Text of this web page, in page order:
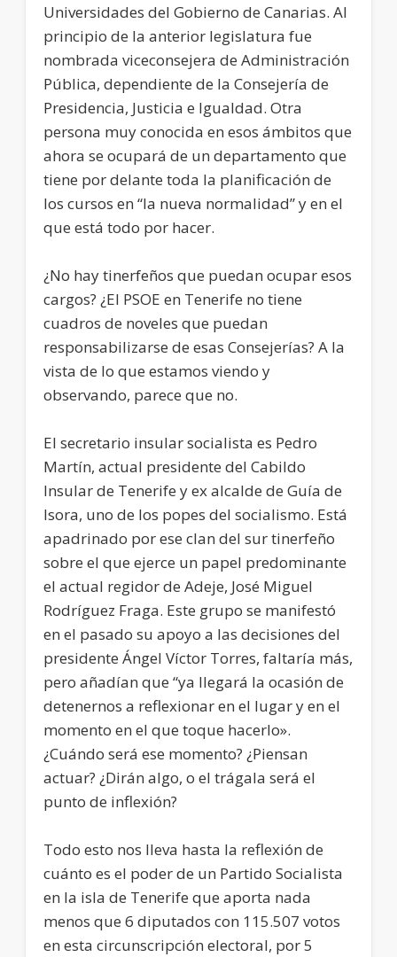
Universidades del Gobierno de Canarias. Al
principio de la anterior legislatura fue
nombrada viceconsejera de Administración
Pública, dependiente de la Consejería de
Presidencia, Justicia e Igualdad. Otra
persona muy conocida en esos ámbitos que
ahora se ocupará de un departamento que
tiene por delante toda la planificación de
los cursos en “la nueva normalidad” y en el
que está todo por hacer.
¿No hay tinerfeños que puedan ocupar esos
cargos? ¿El PSOE en Tenerife no tiene
cuadros de noveles que puedan
responsabilizarse de esas Consejerías? A la
vista de lo que estamos viendo y
observando, parece que no.
El secretario insular socialista es Pedro
Martín, actual presidente del Cabildo
Insular de Tenerife y ex alcalde de Guía de
Isora, uno de los popes del socialismo. Está
apadrinado por ese clan del sur tinerfeño
sobre el que ejerce un papel predominante
el actual regidor de Adeje, José Miguel
Rodríguez Fraga. Este grupo se manifestó
en el pasado su apoyo a las decisiones del
presidente Ángel Víctor Torres, faltaría más,
pero añadían que “ya llegará la ocasión de
detenernos a reflexionar en el lugar y en el
momento en el que toque hacerlo».
¿Cuándo será ese momento? ¿Piensan
actuar? ¿Dirán algo, o el trágala será el
punto de inflexión?
Todo esto nos lleva hasta la reflexión de
cuánto es el poder de un Partido Socialista
en la isla de Tenerife que aporta nada
menos que 6 diputados con 115.507 votos
en esta circunscripción electoral, por 5